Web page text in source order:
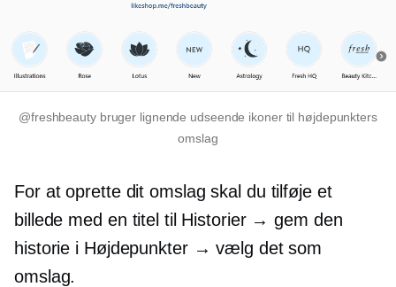
@freshbeauty bruger lignende udseende ikoner til højdepunkters
omslag
For at oprette dit omslag skal du tilføje et
billede med en titel til Historier → gem den
historie i Højdepunkter → vælg det som
omslag.